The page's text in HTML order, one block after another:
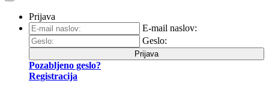
Prijava
E-mail naslov:
Geslo:
Prijava
Pozabljeno geslo?
Registracija